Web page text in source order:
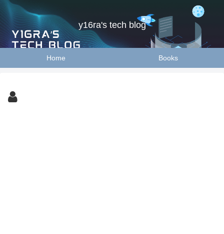
y16ra's tech blog
Home Books